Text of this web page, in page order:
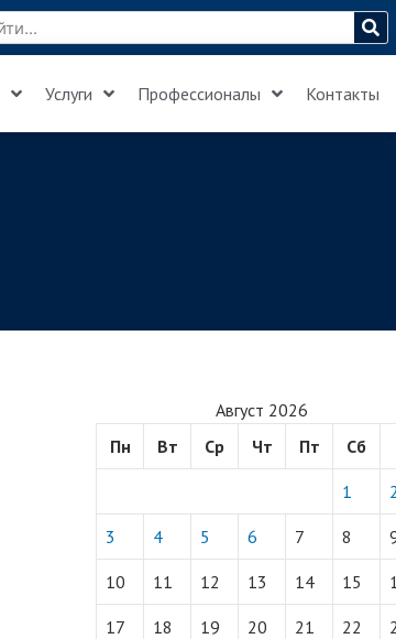
Услуги Профессионалы Контакты
Август 2026
Пн
Вт Ср Чт Пт Сб
1
3 4 5 6 7 8
10 11 12 13 14 15
17 18 19 20 21 22